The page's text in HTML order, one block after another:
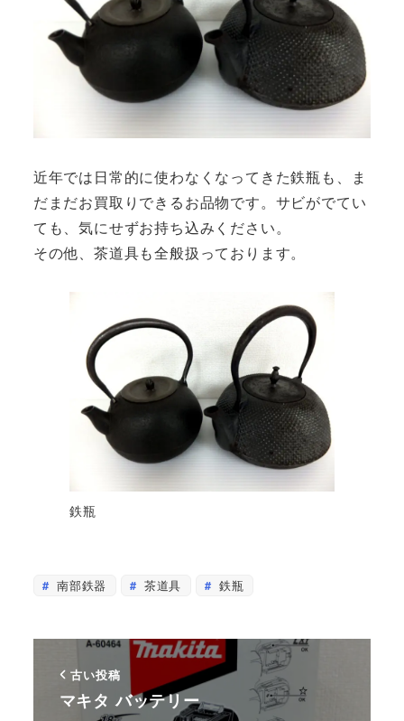
近年では日常的に使わなくなってきた鉄瓶も、ま
だまだお買取りできるお品物です。サビがでてい
ても、気にせずお持ち込みください。
その他、茶道具も全般扱っております。
鉄瓶
南部鉄器 茶道具 鉄瓶
古い投稿
マキタ バッテリー